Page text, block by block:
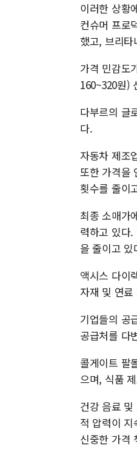
이러한 상황
컨슈머 프로
했고, 브리타
가격 민감도
160~320원)
다부르의 글
다.
자동차 제조
또한 가격을
횟수를 줄이
최종 소매가
력하고 있다
을 줄이고 있
액시스 다이
자재 및 연
기업들의 공
공급처를 다
콜게이트 팔
으며, 식품
건강 음료
적 압력이
신중한 가격